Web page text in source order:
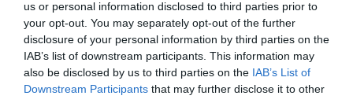
us or personal information disclosed to third parties prior to
your opt-out. You may separately opt-out of the further
disclosure of your personal information by third parties on the
IAB’s list of downstream participants. This information may
also be disclosed by us to third parties on the IAB’s List of
Downstream Participants that may further disclose it to other
TAGS: ΜΑΤ
ΑΝΤΙΦΑΣΙΣΤΙΚΗ ΚΙΝΗΣΗ ΚΑΛΑΜΑΤΑΣ
ΡΟΥΒΙΚΩΝΑΣ
ΕΘΝΙΚΟ ΜΕΤΩΠΟ